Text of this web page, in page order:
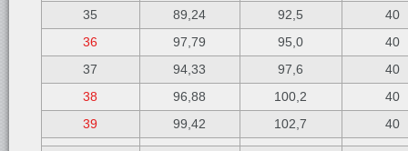
35 89,24 92,5
40
36
97,79 95,0
40
37
94,33 97,6
40
38
96,88 100,2
40
39
99,42 102,7 40